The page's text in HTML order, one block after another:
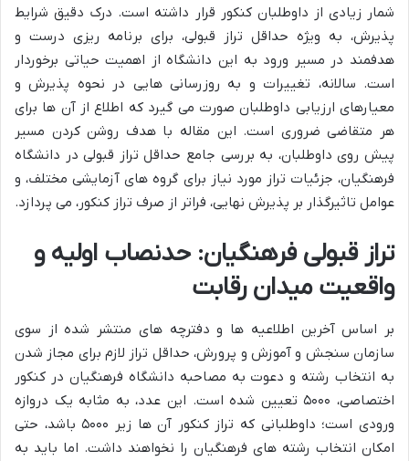
شمار زیادی از داوطلبان کنکور قرار داشته است. درک دقیق شرایط
پذیرش، به ویژه حداقل تراز قبولی، برای برنامه ریزی درست و
هدفمند در مسیر ورود به این دانشگاه از اهمیت حیاتی برخوردار
است. سالانه، تغییرات و به روزرسانی هایی در نحوه پذیرش و
معیارهای ارزیابی داوطلبان صورت می گیرد که اطلاع از آن ها برای
هر متقاضی ضروری است. این مقاله با هدف روشن کردن مسیر
پیش روی داوطلبان، به بررسی جامع حداقل تراز قبولی در دانشگاه
فرهنگیان، جزئیات تراز مورد نیاز برای گروه های آزمایشی مختلف، و
عوامل تاثیرگذار بر پذیرش نهایی، فراتر از صرف تراز کنکور، می پردازد.
تراز قبولی فرهنگیان: حدنصاب اولیه و
واقعیت میدان رقابت
بر اساس آخرین اطلاعیه ها و دفترچه های منتشر شده از سوی
سازمان سنجش و آموزش و پرورش، حداقل تراز لازم برای مجاز شدن
به انتخاب رشته و دعوت به مصاحبه دانشگاه فرهنگیان در کنکور
اختصاصی، ۵۰۰۰ تعیین شده است. این عدد، به مثابه یک دروازه
ورودی است؛ داوطلبانی که تراز کنکور آن ها زیر ۵۰۰۰ باشد، حتی
امکان انتخاب رشته های فرهنگیان را نخواهند داشت. اما باید به